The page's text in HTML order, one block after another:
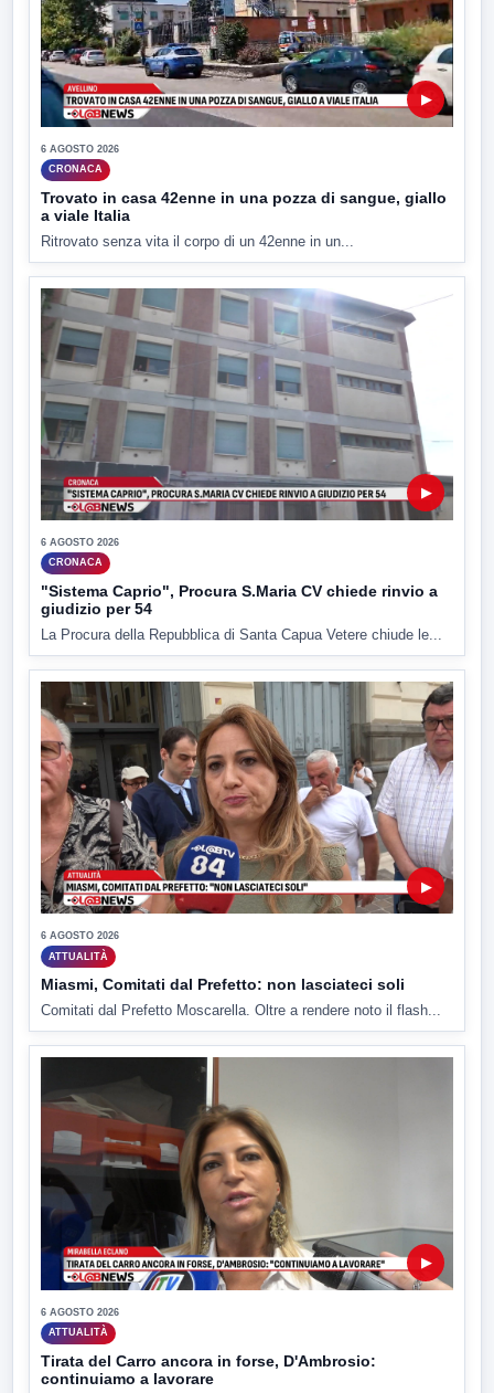
▶
6 AGOSTO 2026
CRONACA
Trovato in casa 42enne in una pozza di sangue, giallo
a viale Italia
Ritrovato senza vita il corpo di un 42enne in un...
▶
6 AGOSTO 2026
CRONACA
"Sistema Caprio", Procura S.Maria CV chiede rinvio a
giudizio per 54
La Procura della Repubblica di Santa Capua Vetere chiude le...
▶
6 AGOSTO 2026
ATTUALITÀ
Miasmi, Comitati dal Prefetto: non lasciateci soli
Comitati dal Prefetto Moscarella. Oltre a rendere noto il flash...
▶
6 AGOSTO 2026
ATTUALITÀ
Tirata del Carro ancora in forse, D'Ambrosio:
continuiamo a lavorare